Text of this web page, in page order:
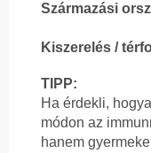
Származási
Kiszerelés /
TIPP:
Ha érdekli,
módon az
hanem